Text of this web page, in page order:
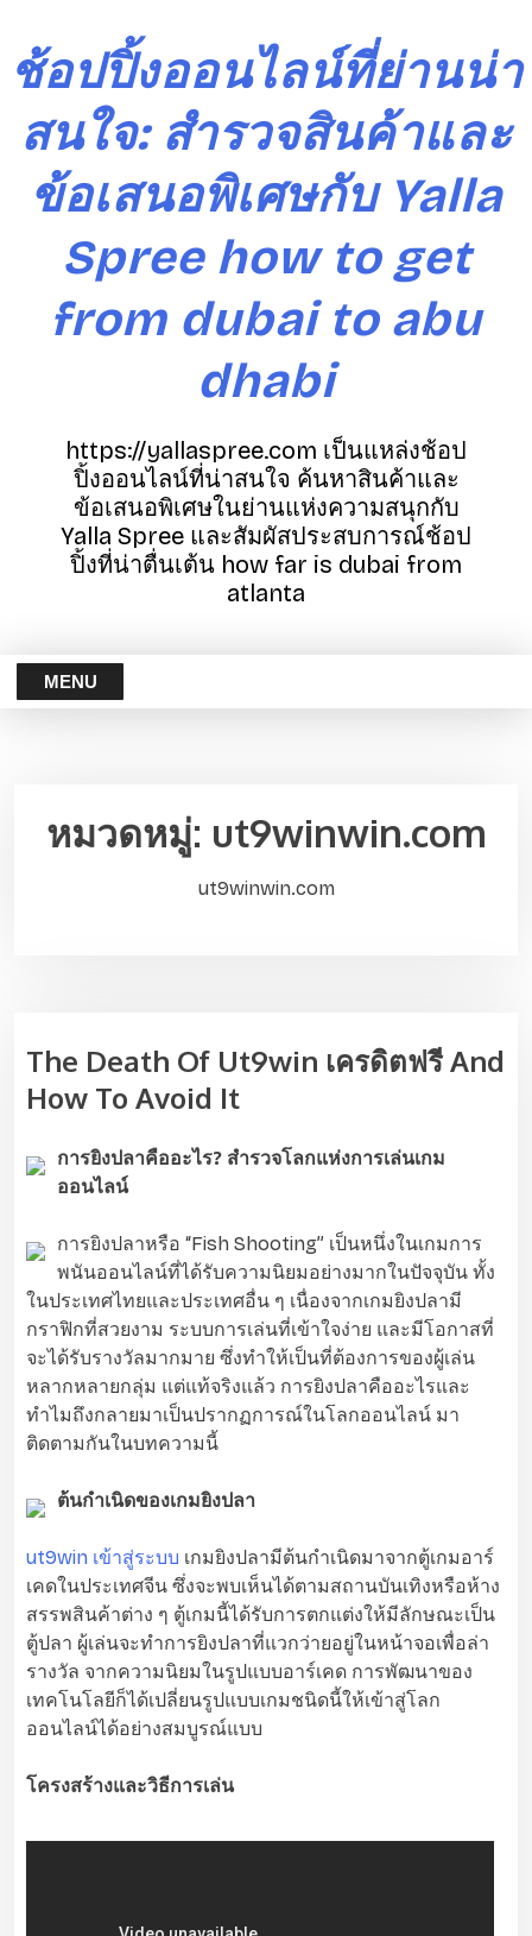
ช้อปปิ้งออนไลน์ที่ย่านน่า
สนใจ: สำรวจสินค้าและ
ข้อเสนอพิเศษกับ Yalla
Spree how to get
from dubai to abu
dhabi
https://yallaspree.com เป็นแหล่งช้อป
ปิ้งออนไลน์ที่น่าสนใจ ค้นหาสินค้าและ
ข้อเสนอพิเศษในย่านแห่งความสนุกกับ
Yalla Spree และสัมผัสประสบการณ์ช้อป
ปิ้งที่น่าตื่นเต้น how far is dubai from
atlanta
MENU
หมวดหมู่: ut9winwin.com
ut9winwin.com
The Death Of Ut9win เครดิตฟรี And
How To Avoid It
การยิงปลาคืออะไร? สำรวจโลกแห่งการเล่นเกม
ออนไลน์
การยิงปลาหรือ “Fish Shooting” เป็นหนึ่งในเกมการ
พนันออนไลน์ที่ได้รับความนิยมอย่างมากในปัจจุบัน ทั้ง
ในประเทศไทยและประเทศอื่น ๆ เนื่องจากเกมยิงปลามี
กราฟิกที่สวยงาม ระบบการเล่นที่เข้าใจง่าย และมีโอกาสที่
จะได้รับรางวัลมากมาย ซึ่งทำให้เป็นที่ต้องการของผู้เล่น
หลากหลายกลุ่ม แต่แท้จริงแล้ว การยิงปลาคืออะไรและ
ทำไมถึงกลายมาเป็นปรากฏการณ์ในโลกออนไลน์ มา
ติดตามกันในบทความนี้
ต้นกำเนิดของเกมยิงปลา
ut9win เข้าสู่ระบบ เกมยิงปลามีต้นกำเนิดมาจากตู้เกมอาร์
เคดในประเทศจีน ซึ่งจะพบเห็นได้ตามสถานบันเทิงหรือห้าง
สรรพสินค้าต่าง ๆ ตู้เกมนี้ได้รับการตกแต่งให้มีลักษณะเป็น
ตู้ปลา ผู้เล่นจะทำการยิงปลาที่แวกว่ายอยู่ในหน้าจอเพื่อล่า
รางวัล จากความนิยมในรูปแบบอาร์เคด การพัฒนาของ
เทคโนโลยีก็ได้เปลี่ยนรูปแบบเกมชนิดนี้ให้เข้าสู่โลก
ออนไลน์ได้อย่างสมบูรณ์แบบ
โครงสร้างและวิธีการเล่น